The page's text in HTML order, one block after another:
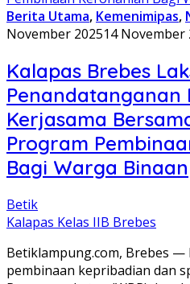
Berita Utama, Kemenimipas,
November 202514 November
Kalapas Brebes
Penandatanganan
Kerjasama
Program
Bagi Warga Binaan
Betik
Kalapas Kelas IIB Brebes
Betiklampung.com, Brebes
pembinaan kepribadian dan